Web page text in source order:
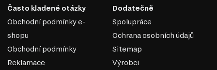
Často kladené otázky
Obchodní podmínky e-
shopu
Obchodní podmínky
Reklamace
Dodatečně
Spolupráce
Ochrana osobních údajů
Sitemap
Výrobci